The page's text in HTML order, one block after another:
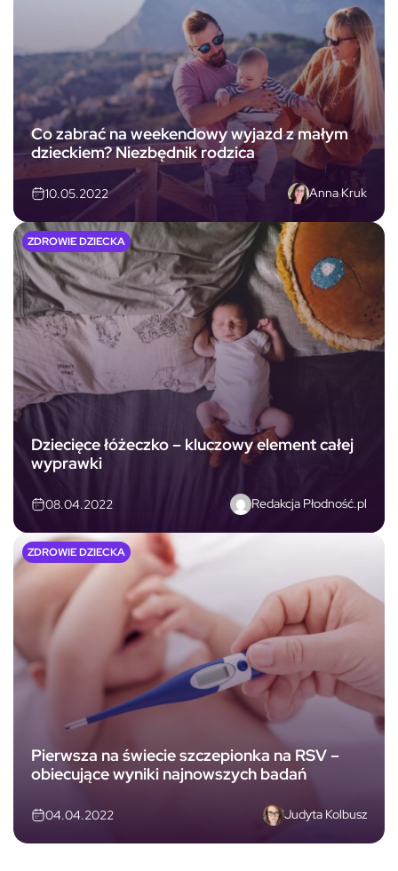
Co zabrać na weekendowy wyjazd z małym
dzieckiem? Niezbędnik rodzica
10.05.2022 Anna Kruk
Dziecięce łóżeczko – kluczowy element całej
wyprawki
08.04.2022 Redakcja Płodność.pl
ZDROWIE DZIECKA
Pierwsza na świecie szczepionka na RSV –
obiecujące wyniki najnowszych badań
04.04.2022 Judyta Kolbusz
ZDROWIE DZIECKA